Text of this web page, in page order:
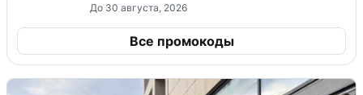
До 30 августа, 2026
Все промокоды